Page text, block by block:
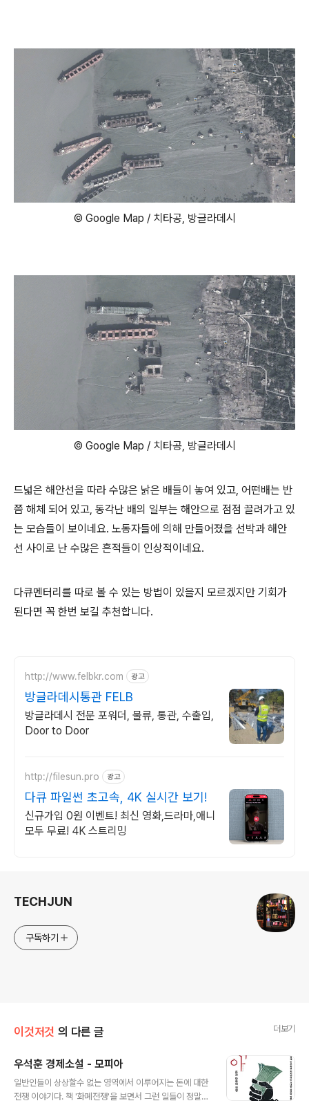
© Google Map / 치타공, 방글라데시
© Google Map / 치타공, 방글라데시
드넓은 해안선을 따라 수많은 낡은 배들이 놓여 있고, 어떤배는 반
쯤 해체 되어 있고, 동각난 배의 일부는 해안으로 점점 끌려가고 있
는 모습들이 보이네요. 노동자들에 의해 만들어졌을 선박과 해안
선 사이로 난 수많은 흔적들이 인상적이네요.
다큐멘터리를 따로 볼 수 있는 방법이 있을지 모르겠지만 기회가
된다면 꼭 한번 보길 추천합니다.
http://www.felbkr.com 광고
방글라데시통관 FELB
방글라데시 전문 포워더, 물류, 통관, 수출입,
Door to Door
http://filesun.pro 광고
다큐 파일썬 초고속, 4K 실시간 보기!
신규가입 0원 이벤트! 최신 영화,드라마,애니
모두 무료! 4K 스트리밍
TECHJUN
구독하기
이것저것 의 다른 글 더보기
우석훈 경제소설 - 모피아
일반인들이 상상할수 없는 영역에서 이루어지는 돈에 대한
전쟁 이야기다. 책 '화폐전쟁'을 보면서 그런 일들이 정말